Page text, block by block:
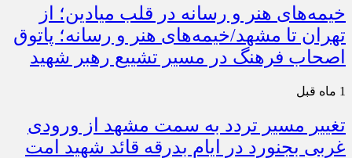
خیمه‌های هنر و رسانه در قلب میادین؛ از
تهران تا مشهد/خیمه‌های هنر و رسانه؛ پاتوق
اصحاب فرهنگ در مسیر تشییع رهبر شهید
1 ماه قبل
تغییر مسیر تردد به سمت مشهد از ورودی
غربی بجنورد در ایام بدرقه قائد شهید امت